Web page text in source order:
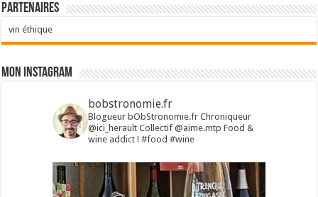
Partenaires
vin éthique
Mon Instagram
bobstronomie.fr
Blogueur bObStronomie.fr Chroniqueur
@ici_heraultCollectif @aime.mtp Food &
wine addict !#food #wine